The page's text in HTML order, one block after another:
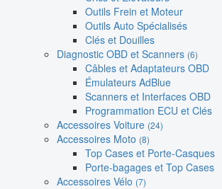
Outils Frein et Moteur
Outils Auto Spécialisés
Clés et Douilles
Diagnostic OBD et Scanners (6)
Câbles et Adaptateurs OBD
Émulateurs AdBlue
Scanners et Interfaces OBD
Programmation ECU et Clés
Accessoires Voiture (24)
Accessoires Moto (8)
Top Cases et Porte-Casques
Porte-bagages et Top Cases
Accessoires Vélo (7)